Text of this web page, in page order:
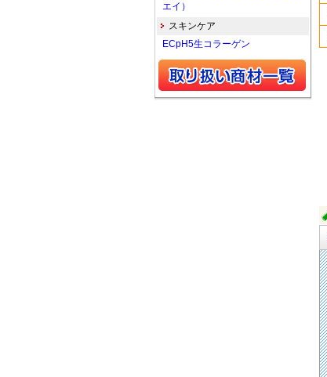
エイ）
スキンケア
ECpH5生コラーゲン